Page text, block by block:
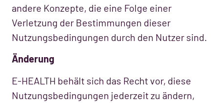
andere Konzepte, die eine Folge einer
Verletzung der Bestimmungen dieser
Nutzungsbedingungen durch den Nutzer sind.
Änderung
E-HEALTH behält sich das Recht vor, diese
Nutzungsbedingungen jederzeit zu ändern,